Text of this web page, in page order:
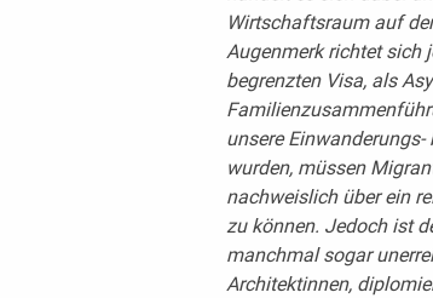
Wirtschaftsraum auf
Augenmerk richtet sich
begrenzten Visa, als
unsere
wurden, müssen
nachweislich über ein
zu können. Jedoch ist
manchmal sogar
Architektinnen,